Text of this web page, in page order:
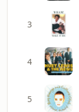
3
4
5